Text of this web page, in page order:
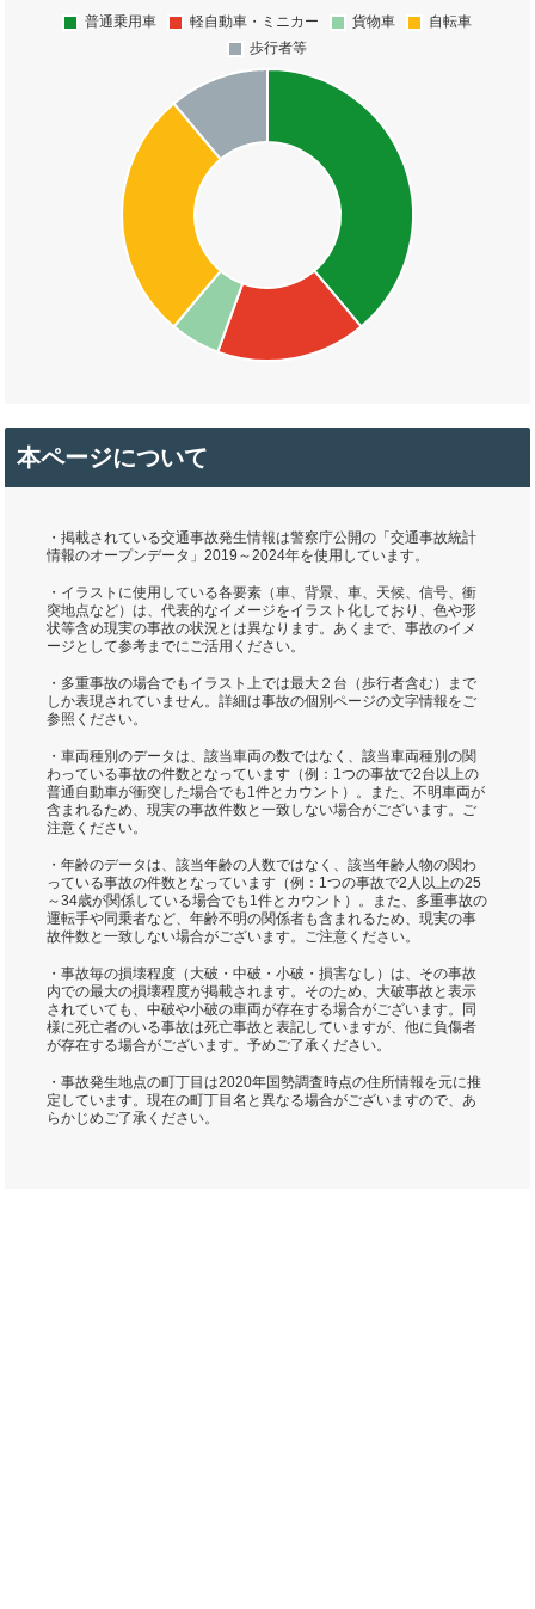
本ページについて
・掲載されている交通事故発生情報は警察庁公開の「交通事故統計
情報のオープンデータ」2019～2024年を使用しています。
・イラストに使用している各要素（車、背景、車、天候、信号、衝
突地点など）は、代表的なイメージをイラスト化しており、色や形
状等含め現実の事故の状況とは異なります。あくまで、事故のイメ
ージとして参考までにご活用ください。
・多重事故の場合でもイラスト上では最大２台（歩行者含む）まで
しか表現されていません。詳細は事故の個別ページの文字情報をご
参照ください。
・車両種別のデータは、該当車両の数ではなく、該当車両種別の関
わっている事故の件数となっています（例：1つの事故で2台以上の
普通自動車が衝突した場合でも1件とカウント）。また、不明車両が
含まれるため、現実の事故件数と一致しない場合がございます。ご
注意ください。
・年齢のデータは、該当年齢の人数ではなく、該当年齢人物の関わ
っている事故の件数となっています（例：1つの事故で2人以上の25
～34歳が関係している場合でも1件とカウント）。また、多重事故の
運転手や同乗者など、年齢不明の関係者も含まれるため、現実の事
故件数と一致しない場合がございます。ご注意ください。
・事故毎の損壊程度（大破・中破・小破・損害なし）は、その事故
内での最大の損壊程度が掲載されます。そのため、大破事故と表示
されていても、中破や小破の車両が存在する場合がございます。同
様に死亡者のいる事故は死亡事故と表記していますが、他に負傷者
が存在する場合がございます。予めご了承ください。
・事故発生地点の町丁目は2020年国勢調査時点の住所情報を元に推
定しています。現在の町丁目名と異なる場合がございますので、あ
らかじめご了承ください。